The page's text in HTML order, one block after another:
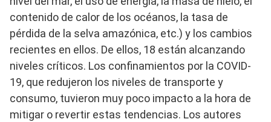
contenido de calor de los océanos, la tasa de
pérdida de la selva amazónica, etc.) y los cambios
recientes en ellos. De ellos, 18 están alcanzando
niveles críticos. Los confinamientos por la COVID-
19, que redujeron los niveles de transporte y
consumo, tuvieron muy poco impacto a la hora de
mitigar o revertir estas tendencias. Los autores